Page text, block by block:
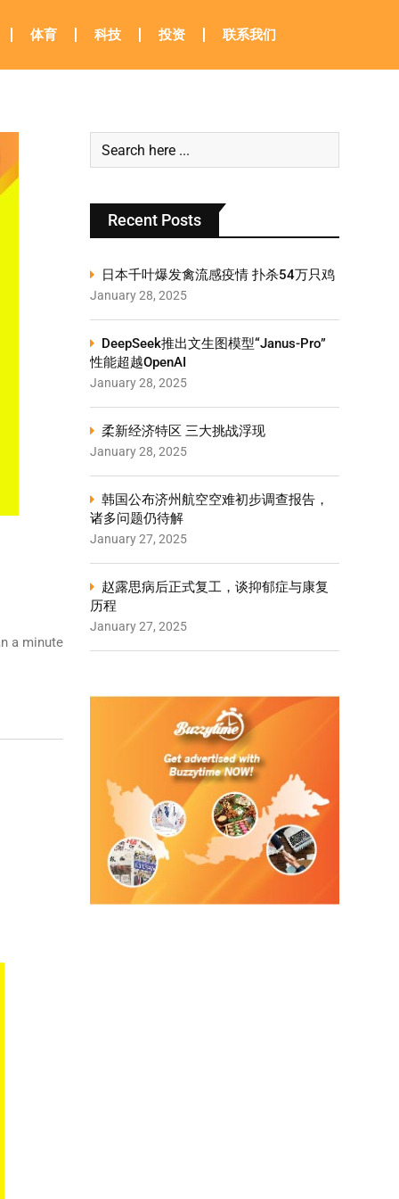
体育 科技 投资 联系我们
a minute
Recent Posts
日本千叶爆发禽流感疫情 扑杀54万只鸡
January 28, 2025
DeepSeek推出文生图模型“Janus-Pro”
性能超越OpenAI
January 28, 2025
柔新经济特区 三大挑战浮现
January 28, 2025
韩国公布济州航空空难初步调查报告，
诸多问题仍待解
January 27, 2025
赵露思病后正式复工，谈抑郁症与康复
历程
January 27, 2025